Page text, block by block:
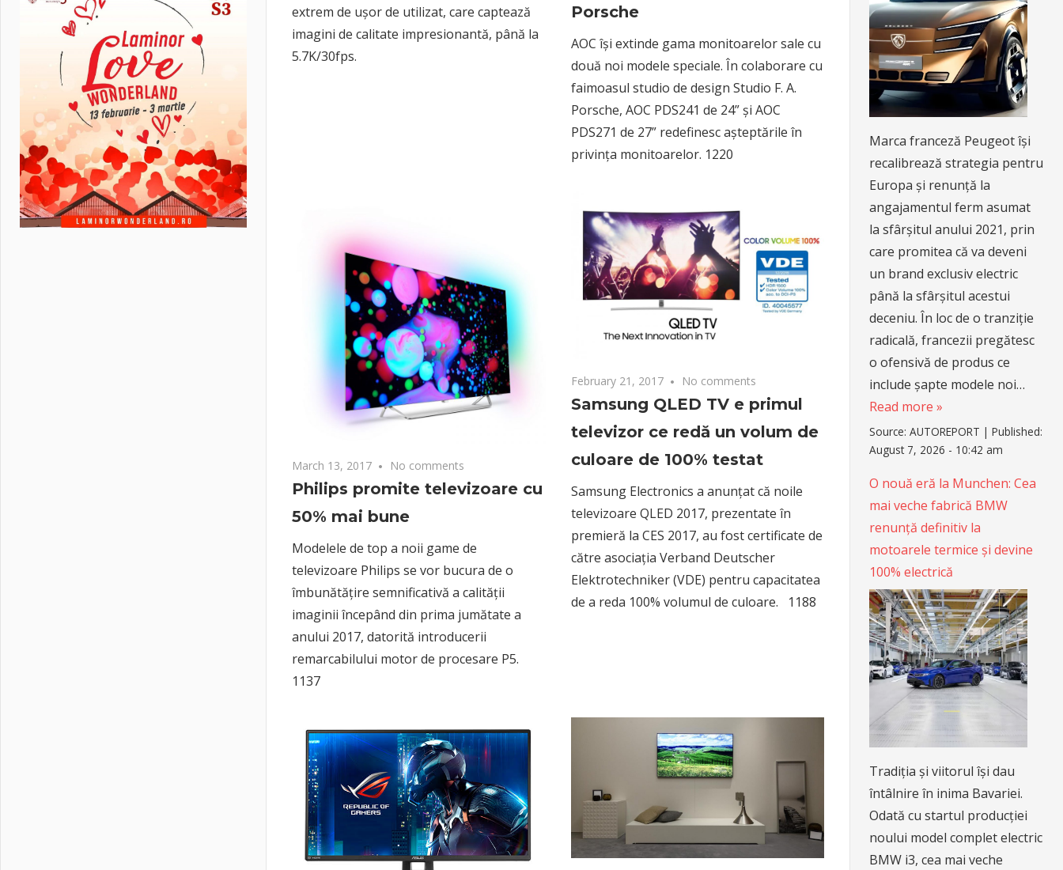
extrem de ușor de utilizat, care captează
imagini de calitate impresionantă, până la
5.7K/30fps.
Porsche
AOC își extinde gama monitoarelor sale cu
două noi modele speciale. În colaborare cu
faimoasul studio de design Studio F. A.
Porsche, AOC PDS241 de 24” și AOC
PDS271 de 27” redefinesc așteptările în
privința monitoarelor. 1220
March 13, 2017 No comments
Philips promite televizoare cu
50% mai bune
Modelele de top a noii game de
televizoare Philips se vor bucura de o
îmbunătățire semnificativă a calității
imaginii începând din prima jumătate a
anului 2017, datorită introducerii
remarcabilului motor de procesare P5.
1137
February 21, 2017 No comments
Samsung QLED TV e primul
televizor ce redă un volum de
culoare de 100% testat
Samsung Electronics a anunțat că noile
televizoare QLED 2017, prezentate în
premieră la CES 2017, au fost certificate de
către asociația Verband Deutscher
Elektrotechniker (VDE) pentru capacitatea
de a reda 100% volumul de culoare. 1188
Marca franceză Peugeot își
recalibrează strategia pentru
Europa și renunță la
angajamentul ferm asumat
la sfârșitul anului 2021, prin
care promitea că va deveni
un brand exclusiv electric
până la sfârșitul acestui
deceniu. În loc de o tranziție
radicală, francezii pregătesc
o ofensivă de produs ce
include șapte modele noi…
Read more »
Source:AUTOREPORT |Published:
August 7, 2026 - 10:42 am
O nouă eră la Munchen: Cea
mai veche fabrică BMW
renunță definitiv la
motoarele termice și devine
100% electrică
Tradiția și viitorul își dau
întâlnire în inima Bavariei.
Odată cu startul producției
noului model complet electric
BMW i3, cea mai veche